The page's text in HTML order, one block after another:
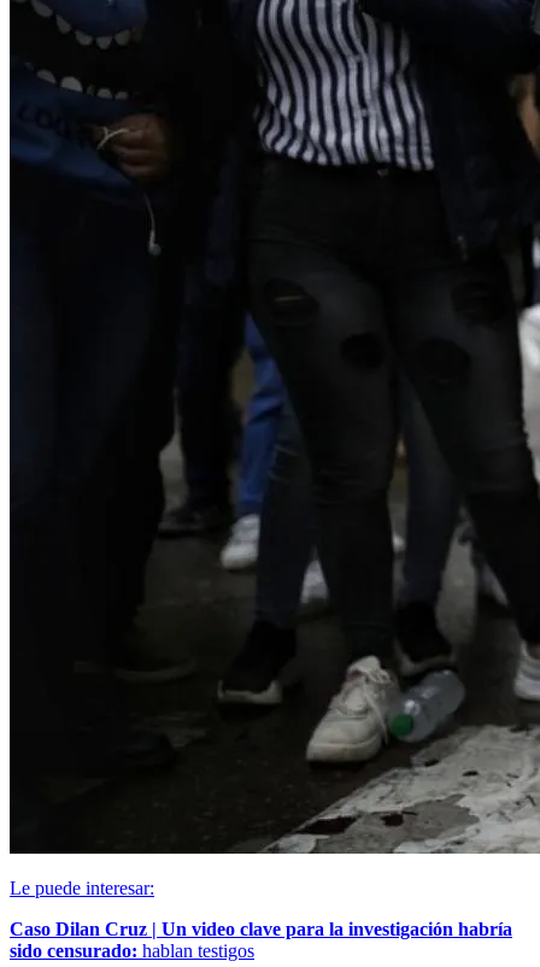
Le puede interesar:
Caso Dilan Cruz | Un video clave para la investigación habría
sido censurado: hablan testigos